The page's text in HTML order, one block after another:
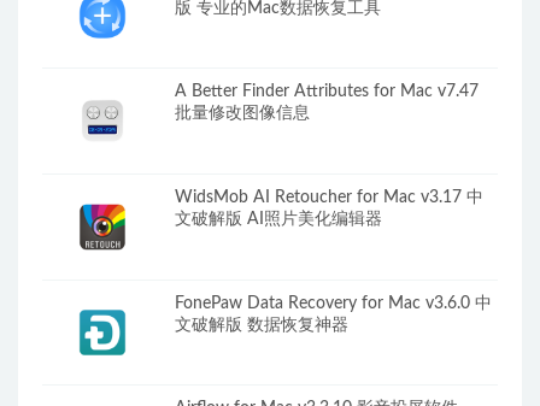
版 专业的Mac数据恢复工具
A Better Finder Attributes for Mac v7.47
批量修改图像信息
WidsMob AI Retoucher for Mac v3.17 中
文破解版 AI照片美化编辑器
FonePaw Data Recovery for Mac v3.6.0 中
文破解版 数据恢复神器